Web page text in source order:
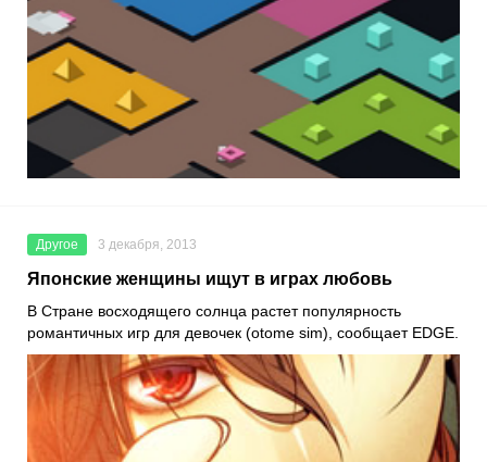
Другое 3 декабря, 2013
Японские женщины ищут в играх любовь
В Стране восходящего солнца растет популярность
романтичных игр для девочек (otome sim), сообщает EDGE.